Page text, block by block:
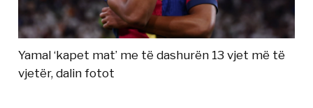
Yamal ‘kapet mat’ me të dashurën 13 vjet më të
vjetër, dalin fotot